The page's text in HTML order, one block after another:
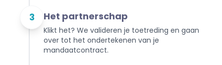
3 Het partnerschap
Klikt het? We valideren je toetreding en gaan
over tot het ondertekenen van je
mandaatcontract.